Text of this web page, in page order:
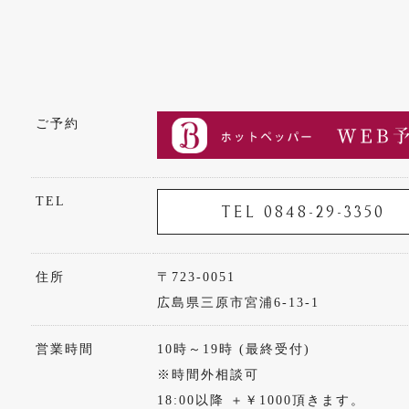
ご予約
TEL
TEL 0848-29-3350
住所
〒723-0051
広島県三原市宮浦6-13-1
営業時間
10時～19時 (最終受付)
※時間外相談可
18:00以降 ＋￥1000頂きます。